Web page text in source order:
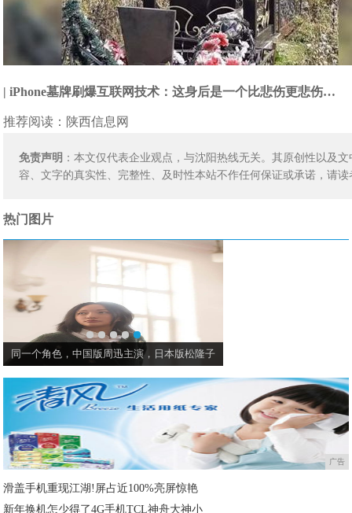
| iPhone墓牌刷爆互联网技术：这身后是一个比悲伤更悲伤…
推荐阅读： 陕西信息网
免责声明 ：本文仅代表企业观点，与沈阳热线无关。其原创性以及
容、文字的真实性、完整性、及时性本站不作任何保证或承诺，请
热门图片
同一个角色，中国版周迅主演，日本版松隆子
广告
滑盖手机重现江湖!屏占近100%亮屏惊艳
新年换机怎少得了4G手机TCL神舟大神小